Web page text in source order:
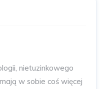
nietuzinkowego
w sobie coś więcej